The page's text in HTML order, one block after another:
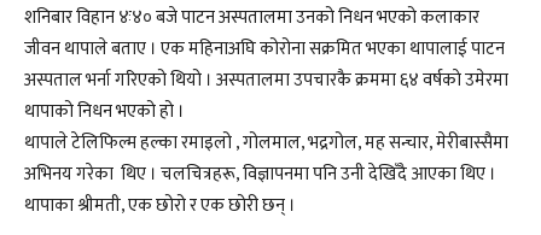
शनिबार विहान ४ः४० बजे पाटन अस्पतालमा उनको निधन भएको कलाकार
जीवन थापाले बताए । एक महिनाअघि कोरोना सक्रमित भएका थापालाई पाटन
अस्पताल भर्ना गरिएको थियो । अस्पतालमा उपचारकै क्रममा ६४ वर्षकाे उमेरमा
थापाको निधन भएको हो ।
थापाले टेलिफिल्म हल्का रमाइलो , गोलमाल, भद्रगोल, मह सन्चार, मेरीबास्सैमा
अभिनय गरेका थिए । ​चलचित्रहरू, विज्ञापनमा पनि उनी देखिँदै आएका थिए ।
थापाका श्रीमती, एक छोरो र एक छोरी छन् ।